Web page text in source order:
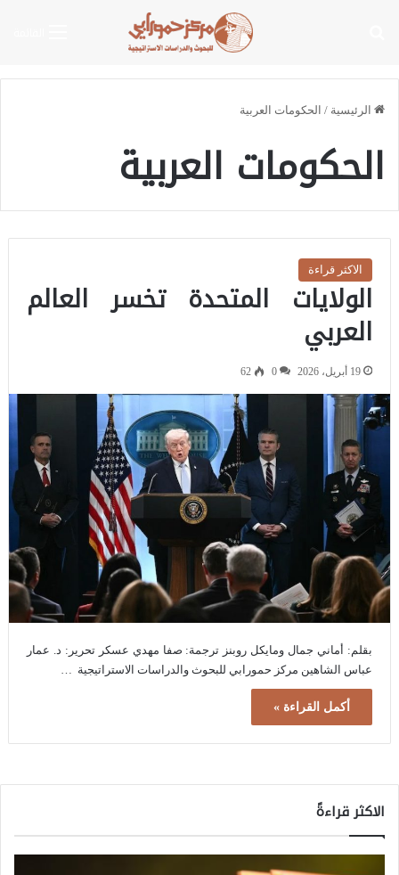
الرئيسية / الحكومات العربية
الحكومات العربية
الاكثر قراءة
الولايات المتحدة تخسر العالم
العربي
19 أبريل، 2026 0
62
بقلم: أماني جمال ومايكل روبنز ترجمة: صفا مهدي عسكر تحرير: د. عمار
عباس الشاهين مركز حمورابي للبحوث والدراسات الاستراتيجية …
أكمل القراءة »
الاكثر قراءةً